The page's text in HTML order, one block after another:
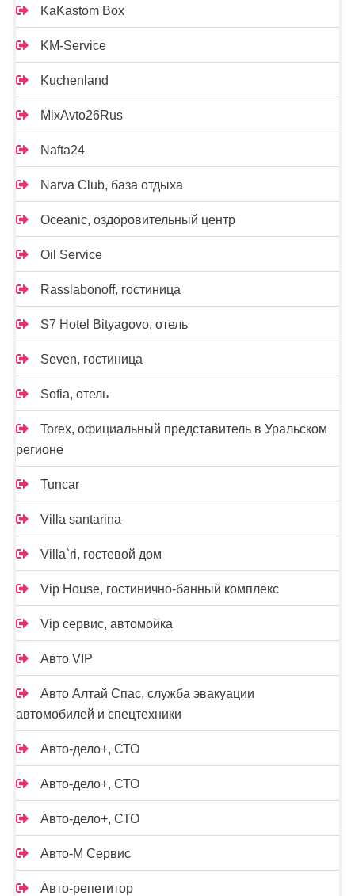
KaKastom Box
KM-Service
Kuchenland
MixAvto26Rus
Nafta24
Narva Club, база отдыха
Oceanic, оздоровительный центр
Oil Service
Rasslabonoff, гостиница
S7 Hotel Bityagovo, отель
Seven, гостиница
Sofia, отель
Torex, официальный представитель в Уральском
регионе
Tuncar
Villa santarina
Villa`ri, гостевой дом
Vip House, гостинично-банный комплекс
Vip сервис, автомойка
Авто VIP
Авто Алтай Спас, служба эвакуации
автомобилей и спецтехники
Авто-дело+, СТО
Авто-дело+, СТО
Авто-дело+, СТО
Авто-М Сервис
Авто-репетитор